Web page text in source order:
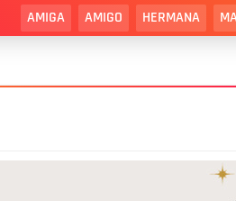
AMIGA AMIGO HERMANA